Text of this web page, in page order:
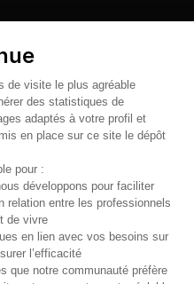
de visite le plus agréable
des statistiques de
adaptés à votre profil et
en place sur ce site le dépôt
pour :
développons pour faciliter
relation entre les professionnels
de vivre
en lien avec vos besoins sur
l’efficacité
que notre communauté préfère